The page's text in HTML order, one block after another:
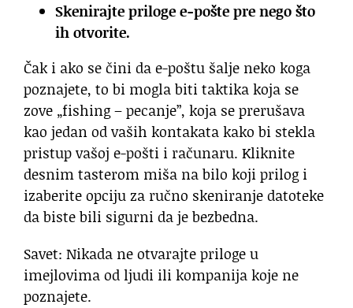
Skenirajte priloge e-pošte pre nego što
ih otvorite.
Čak i ako se čini da e-poštu šalje neko koga
poznajete, to bi mogla biti taktika koja se
zove „fishing – pecanje”, koja se prerušava
kao jedan od vaših kontakata kako bi stekla
pristup vašoj e-pošti i računaru. Kliknite
desnim tasterom miša na bilo koji prilog i
izaberite opciju za ručno skeniranje datoteke
da biste bili sigurni da je bezbedna.
Savet: Nikada ne otvarajte priloge u
imejlovima od ljudi ili kompanija koje ne
poznajete.